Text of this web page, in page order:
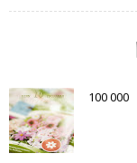
100 000